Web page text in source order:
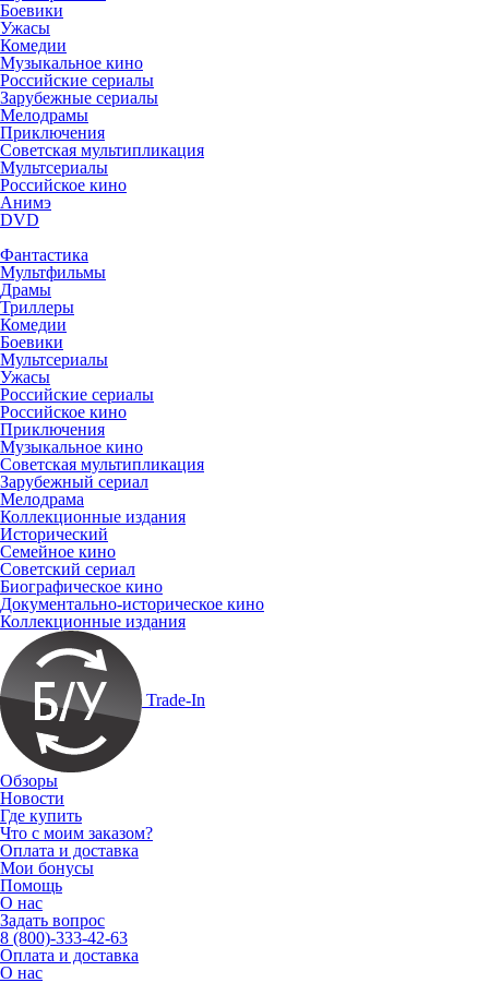
Боевики
Ужасы
Комедии
Музыкальное кино
Российские сериалы
Зарубежные сериалы
Мелодрамы
Приключения
Советская мультипликация
Мультсериалы
Российское кино
Анимэ
DVD
Фантастика
Мультфильмы
Драмы
Триллеры
Комедии
Боевики
Мультсериалы
Ужасы
Российские сериалы
Российское кино
Приключения
Музыкальное кино
Советская мультипликация
Зарубежный сериал
Мелодрама
Коллекционные издания
Исторический
Семейное кино
Советский сериал
Биографическое кино
Документально-историческое кино
Коллекционные издания
Trade-In
Обзоры
Новости
Где купить
Что с моим заказом?
Оплата и доставка
Мои бонусы
Помощь
О нас
Задать вопрос
8 (800)-333-42-63
Оплата и доставка
О нас